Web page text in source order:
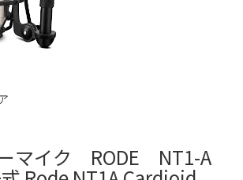
マイク RODE NT1-A